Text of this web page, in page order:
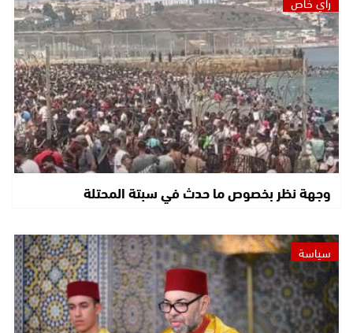
وجهة نظر بخصوص ما حدث في سبتة المحتلة
سياسة